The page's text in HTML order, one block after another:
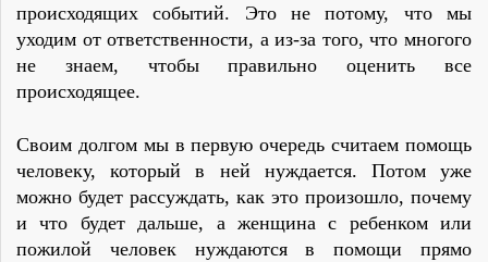
происходящих событий. Это не потому, что мы
уходим от ответственности, а из-за того, что многого
не знаем, чтобы правильно оценить все
происходящее.
Своим долгом мы в первую очередь считаем помощь
человеку, который в ней нуждается. Потом уже
можно будет рассуждать, как это произошло, почему
и что будет дальше, а женщина с ребенком или
пожилой человек нуждаются в помощи прямо